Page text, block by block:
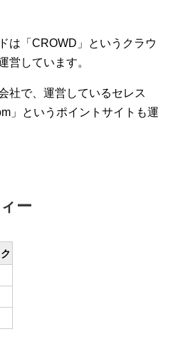
は「CROWD」というクラウ
営しています。
社で、運営しているセレス
」というポイントサイトも運
ー